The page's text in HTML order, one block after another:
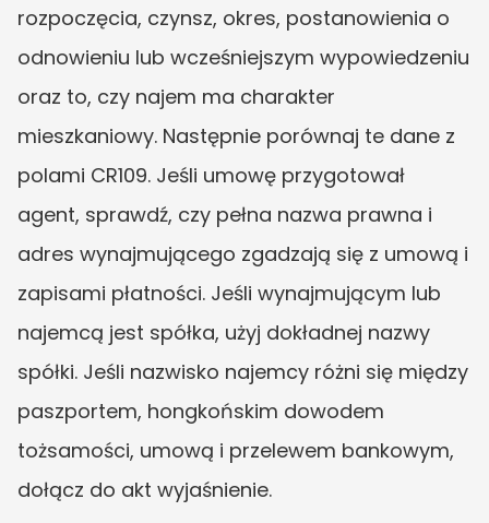
rozpoczęcia, czynsz, okres, postanowienia o
odnowieniu lub wcześniejszym wypowiedzeniu
oraz to, czy najem ma charakter
mieszkaniowy. Następnie porównaj te dane z
polami CR109. Jeśli umowę przygotował
agent, sprawdź, czy pełna nazwa prawna i
adres wynajmującego zgadzają się z umową i
zapisami płatności. Jeśli wynajmującym lub
najemcą jest spółka, użyj dokładnej nazwy
spółki. Jeśli nazwisko najemcy różni się między
paszportem, hongkońskim dowodem
tożsamości, umową i przelewem bankowym,
dołącz do akt wyjaśnienie.